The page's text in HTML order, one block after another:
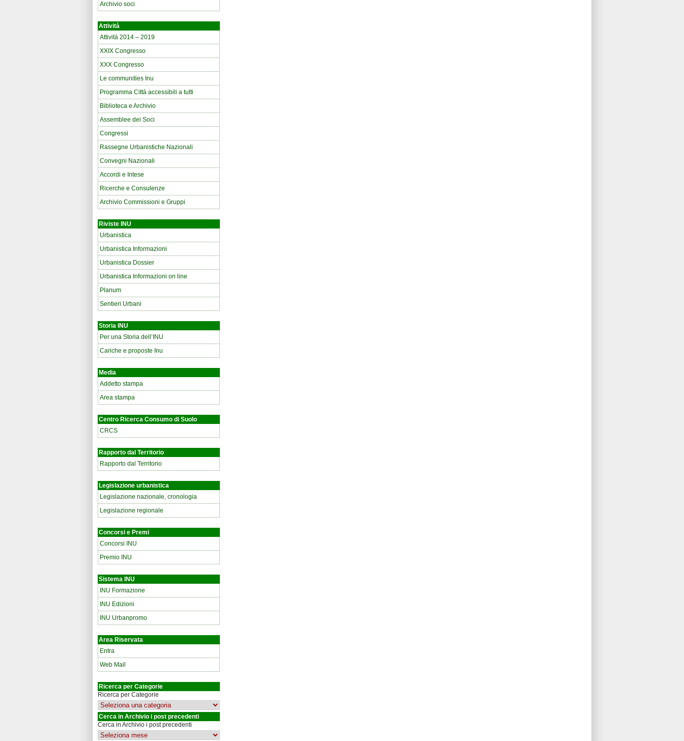
Archivio soci
Attività
Attività 2014 – 2019
XXIX Congresso
XXX Congresso
Le communities Inu
Programma Città accessibili a tutti
Biblioteca e Archivio
Assemblee dei Soci
Congressi
Rassegne Urbanistiche Nazionali
Convegni Nazionali
Accordi e Intese
Ricerche e Consulenze
Archivio Commissioni e Gruppi
Riviste INU
Urbanistica
Urbanistica Informazioni
Urbanistica Dossier
Urbanistica Informazioni on line
Planum
Sentieri Urbani
Storia INU
Per una Storia dell’INU
Cariche e proposte Inu
Media
Addetto stampa
Area stampa
Centro Ricerca Consumo di Suolo
CRCS
Rapporto dal Territorio
Rapporto dal Territorio
Legislazione urbanistica
Legislazione nazionale, cronologia
Legislazione regionale
Concorsi e Premi
Concorsi INU
Premio INU
Sistema INU
INU Formazione
INU Edizioni
INU Urbanpromo
Area Riservata
Entra
Web Mail
Ricerca per Categorie
Ricerca per Categorie
Cerca in Archivio i post precedenti
Cerca in Archivio i post precedenti